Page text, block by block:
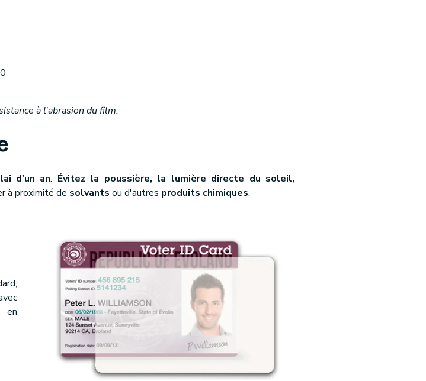
à l'abrasion du film.
d'un an. Évitez la poussière, la lumière directe du soleil,
à proximité de solvants ou d'autres produits chimiques.
en